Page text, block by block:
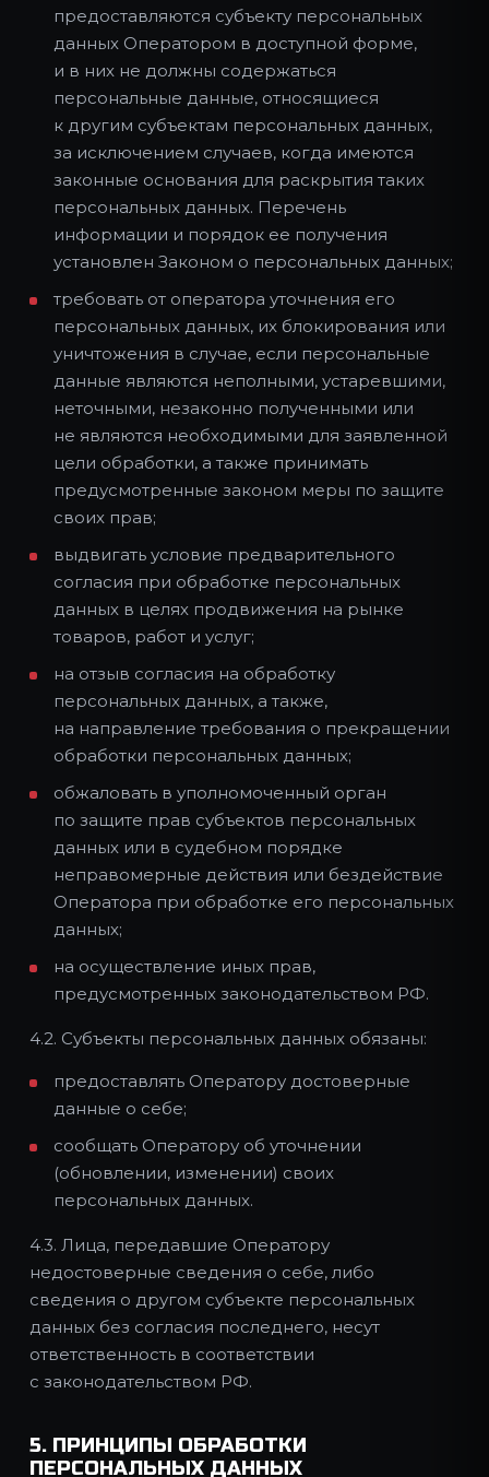
предоставляются субъекту персональных
данных Оператором в доступной форме,
и в них не должны содержаться
персональные данные, относящиеся
к другим субъектам персональных данных,
за исключением случаев, когда имеются
законные основания для раскрытия таких
персональных данных. Перечень
информации и порядок ее получения
установлен Законом о персональных данных;
требовать от оператора уточнения его
персональных данных, их блокирования или
уничтожения в случае, если персональные
данные являются неполными, устаревшими,
неточными, незаконно полученными или
не являются необходимыми для заявленной
цели обработки, а также принимать
предусмотренные законом меры по защите
своих прав;
выдвигать условие предварительного
согласия при обработке персональных
данных в целях продвижения на рынке
товаров, работ и услуг;
на отзыв согласия на обработку
персональных данных, а также,
на направление требования о прекращении
обработки персональных данных;
обжаловать в уполномоченный орган
по защите прав субъектов персональных
данных или в судебном порядке
неправомерные действия или бездействие
Оператора при обработке его персональных
данных;
на осуществление иных прав,
предусмотренных законодательством РФ.
4.2. Субъекты персональных данных обязаны:
предоставлять Оператору достоверные
данные о себе;
сообщать Оператору об уточнении
(обновлении, изменении) своих
персональных данных.
4.3. Лица, передавшие Оператору
недостоверные сведения о себе, либо
сведения о другом субъекте персональных
данных без согласия последнего, несут
ответственность в соответствии
с законодательством РФ.
5. ПРИНЦИПЫ ОБРАБОТКИ
ПЕРСОНАЛЬНЫХ ДАННЫХ